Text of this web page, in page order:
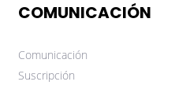
COMUNICACIÓN
Comunicación
Suscripción